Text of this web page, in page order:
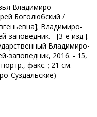
Владимиро-
Боголюбский /
Владимиро-
заповедник. - [3-е изд.].
Владимиро-
заповедник, 2016. - 15,
факс. ; 21 см. -
Суздальские)